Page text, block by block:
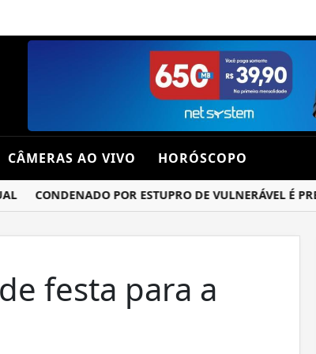
CÂMERAS AO VIVO HORÓSCOPO
CONDENADO POR ESTUPRO DE VULNERÁVEL É
festa para a